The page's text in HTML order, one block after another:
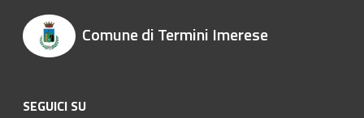
Comune di Termini Imerese
SEGUICI SU